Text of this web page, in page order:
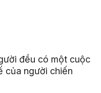
đều có một cuộc
của người chiến